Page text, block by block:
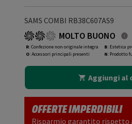
SAMS COMBI RB38C607AS9
MOLTO BUONO
R: Confezione non originale integra
O: Accessori principali presenti
B: Estetica
N: Prodotto
Aggiungi al
OFFERTE IMPERDIBILI
Risparmio garantito rispetto